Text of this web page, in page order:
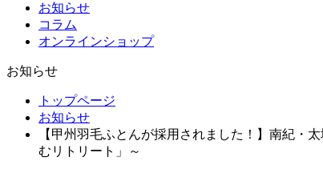
お知らせ
コラム
オンラインショップ
お知らせ
トップページ
お知らせ
【甲州羽毛ふとんが採用されました！】南紀・
むリトリート」～